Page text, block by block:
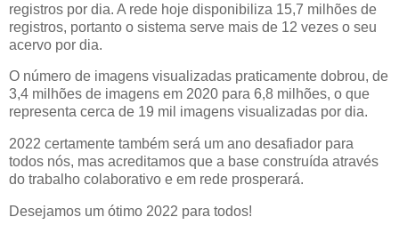
registros por dia. A rede hoje disponibiliza 15,7 milhões de
registros, portanto o sistema serve mais de 12 vezes o seu
acervo por dia.
O número de imagens visualizadas praticamente dobrou, de
3,4 milhões de imagens em 2020 para 6,8 milhões, o que
representa cerca de 19 mil imagens visualizadas por dia.
2022 certamente também será um ano desafiador para
todos nós, mas acreditamos que a base construída através
do trabalho colaborativo e em rede prosperará.
Desejamos um ótimo 2022 para todos!